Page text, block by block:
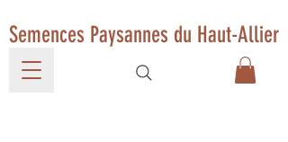
Semences Paysannes du Haut-Allier